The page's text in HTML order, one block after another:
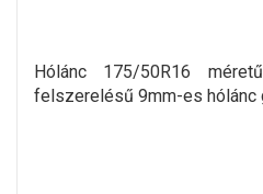
Hólánc 175/50R16
felszerelésű 9mm-es hólánc